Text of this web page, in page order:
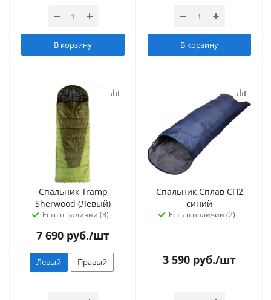
В корзину В корзину
Спальник Tramp
Sherwood (Левый)
Есть в наличии (3)
7 690 руб./шт
Левый Правый
Спальник Сплав СП2
синий
Есть в наличии (2)
3 590 руб./шт